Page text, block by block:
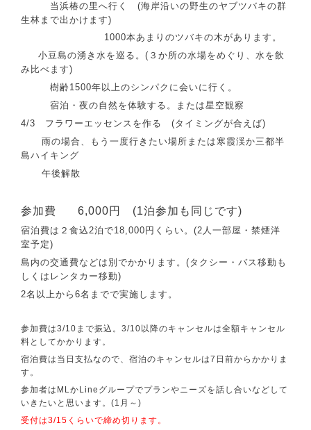
当浜椿の里へ行く (海岸沿いの野生のヤブツバキの群
生林まで出かけます)
1000本あまりのツバキの木があります。
小豆島の湧き水を巡る。(３か所の水場をめぐり、水を飲
み比べます)
樹齢1500年以上のシンパクに会いに行く。
宿泊・夜の自然を体験する。または星空観察
4/3 フラワーエッセンスを作る (タイミングが合えば)
雨の場合、もう一度行きたい場所または寒霞渓か三都半
島ハイキング
午後解散
参加費 6,000円 (1泊参加も同じです)
宿泊費は２食込2泊で18,000円くらい。(2人一部屋・禁煙洋
室予定)
島内の交通費などは別でかかります。(タクシー・バス移動も
しくはレンタカー移動)
2名以上から6名までで実施します。
参加費は3/10まで振込。3/10以降のキャンセルは全額キャンセル
料としてかかります。
宿泊費は当日支払なので、宿泊のキャンセルは7日前からかかりま
す。
参加者はMLかLineグループでプランやニーズを話し合いなどして
いきたいと思います。(1月～)
受付は3/15くらいで締め切ります。